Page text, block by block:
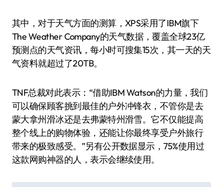
其中，对于天气方面的测算，XPS采用了IBM旗下
The Weather Company的天气数据，覆盖全球23亿
预测点的天气资讯，每小时可搜集15次，其一天的天
气资料就超过了20TB。
TNF总裁对此表示：“借助IBM Watson的力量，我们
可以确保顾客挑到最佳的户外冲锋衣，不管你是去
蒙大拿州滑冰还是去弗蒙特州滑雪。它不仅能提高
整个线上的购物体验，还能让你最终享受户外旅行
带来的极致感受。”另有公开数据显示，75%使用过
这款网购神器的人，表示会继续使用。